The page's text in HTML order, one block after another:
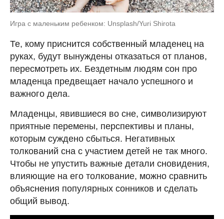
Игра с маленьким ребенком: Unsplash/Yuri Shirota
Те, кому приснится собственный младенец на
руках, будут вынуждены отказаться от планов,
пересмотреть их. Бездетным людям сон про
младенца предвещает начало успешного и
важного дела.
Младенцы, явившиеся во сне, символизируют
приятные перемены, перспективы и планы,
которым суждено сбыться. Негативных
толкований сна с участием детей не так много.
Чтобы не упустить важные детали сновидения,
влияющие на его толкование, можно сравнить
объяснения популярных сонников и сделать
общий вывод.